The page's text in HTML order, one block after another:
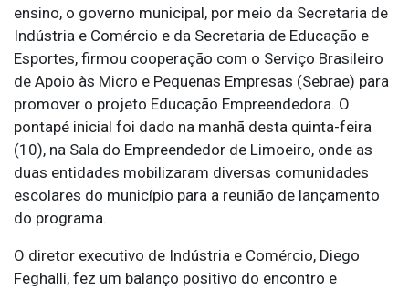
ensino, o governo municipal, por meio da Secretaria de
Indústria e Comércio e da Secretaria de Educação e
Esportes, firmou cooperação com o Serviço Brasileiro
de Apoio às Micro e Pequenas Empresas (Sebrae) para
promover o projeto Educação Empreendedora. O
pontapé inicial foi dado na manhã desta quinta-feira
(10), na Sala do Empreendedor de Limoeiro, onde as
duas entidades mobilizaram diversas comunidades
escolares do município para a reunião de lançamento
do programa.
O diretor executivo de Indústria e Comércio, Diego
Feghalli, fez um balanço positivo do encontro e